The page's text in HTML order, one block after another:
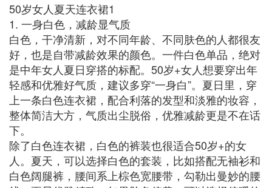
50岁女人夏天连衣裙1
1. 一身白色，减龄显气质
白色，干净清新，对不同年龄、不同肤色的人都很友
好，也是自带减龄效果的颜色。一件白色单品，绝对
是中年女人夏日穿搭的标配。50岁+女人想要穿出年
轻感和优雅好气质，建议多穿“一身白”。夏日里，穿
上一条白色连衣裙，配合利落的发型和淡雅的妆容，
整体简洁大方，气质出尘脱俗，优雅减龄更是不在话
下。
除了白色连衣裙，白色的裤装也很适合50岁+的女
人。夏天，可以选择白色的套装，比如搭配无袖衫和
白色阔腿裤，腰间系上棕色宽腰带，勾勒出曼妙的腰